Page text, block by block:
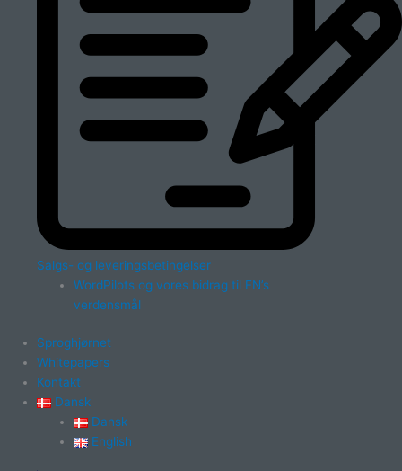
Salgs- og leveringsbetingelser
WordPilots og vores bidrag til FN’s
verdensmål
Sproghjørnet
Whitepapers
Kontakt
Dansk
Dansk
English